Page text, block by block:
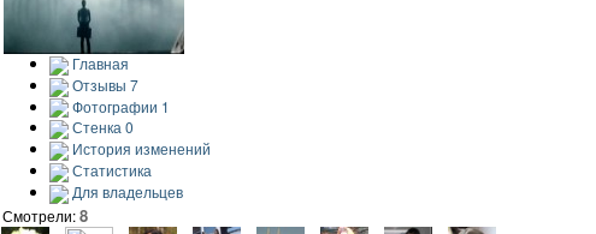
Главная
Отзывы 7
Фотографии 1
Стенка0
История изменений
Статистика
Для владельцев
Смотрели:8